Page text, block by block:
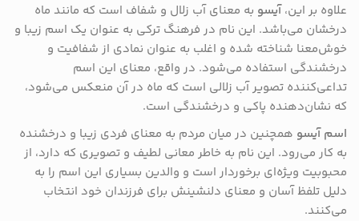
علاوه بر این،آیسو به معنای آب زلال و شفاف است که مانند ماه
درخشان می‌باشد. این نام در فرهنگ ترکی به عنوان یک اسم زیبا و
خوش‌معنا شناخته شده و اغلب به عنوان نمادی از شفافیت و
درخشندگی استفاده می‌شود. در واقع، معنای این اسم
تداعی‌کننده تصویر آب زلالی است که ماه در آن منعکس می‌شود،
که نشان‌دهنده پاکی و درخشندگی است.
اسم آیسو همچنین در میان مردم به معنای فردی زیبا و درخشنده
به کار می‌رود. این نام به خاطر معانی لطیف و تصویری که دارد، از
محبوبیت ویژه‌ای برخوردار است و والدین بسیاری این اسم را به
دلیل تلفظ آسان و معنای دلنشینش برای فرزندان خود انتخاب
می‌کنند.